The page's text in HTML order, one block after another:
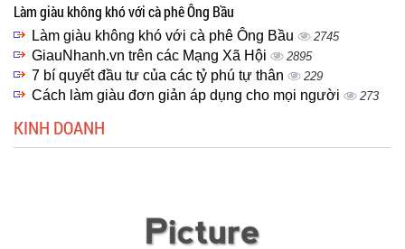
Làm giàu không khó với cà phê Ông Bầu
Làm giàu không khó với cà phê Ông Bầu 2745
GiauNhanh.vn trên các Mạng Xã Hội 2895
7 bí quyết đầu tư của các tỷ phú tự thân 229
Cách làm giàu đơn giản áp dụng cho mọi người 273
KINH DOANH